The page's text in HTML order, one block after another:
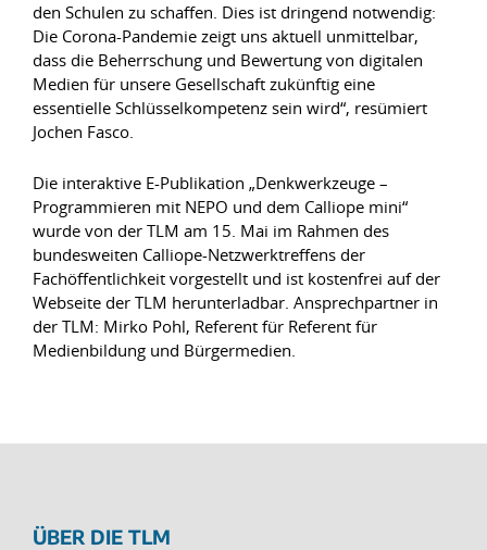
den Schulen zu schaffen. Dies ist dringend notwendig:
Die Corona-Pandemie zeigt uns aktuell unmittelbar,
dass die Beherrschung und Bewertung von digitalen
Medien für unsere Gesellschaft zukünftig eine
essentielle Schlüsselkompetenz sein wird“, resümiert
Jochen Fasco.
Die interaktive E-Publikation „Denkwerkzeuge –
Programmieren mit NEPO und dem Calliope mini“
wurde von der TLM am 15. Mai im Rahmen des
bundesweiten Calliope-Netzwerktreffens der
Fachöffentlichkeit vorgestellt und ist kostenfrei auf der
Webseite der TLM herunterladbar. Ansprechpartner in
der TLM: Mirko Pohl, Referent für Referent für
Medienbildung und Bürgermedien.
ÜBER DIE TLM